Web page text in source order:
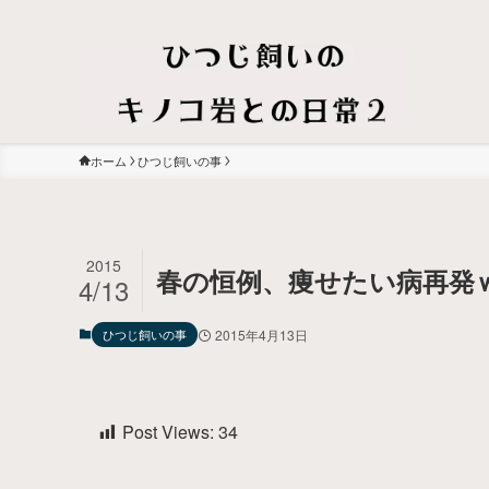
ホーム ひつじ飼いの事
春の恒例、痩せたい病再発
2015
4/13
ひつじ飼いの事 2015年4月13日
Post Views: 34